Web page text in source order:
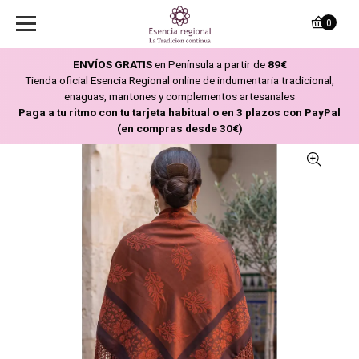
ENVÍOS GRATISen Península a partir de 89€
Tienda oficial Esencia Regional online de indumentaria tradicional,
enaguas, mantones y complementos artesanales
Paga a tu ritmo con tu tarjeta habitual o en 3 plazos con PayPal
(en compras desde 30€)
0